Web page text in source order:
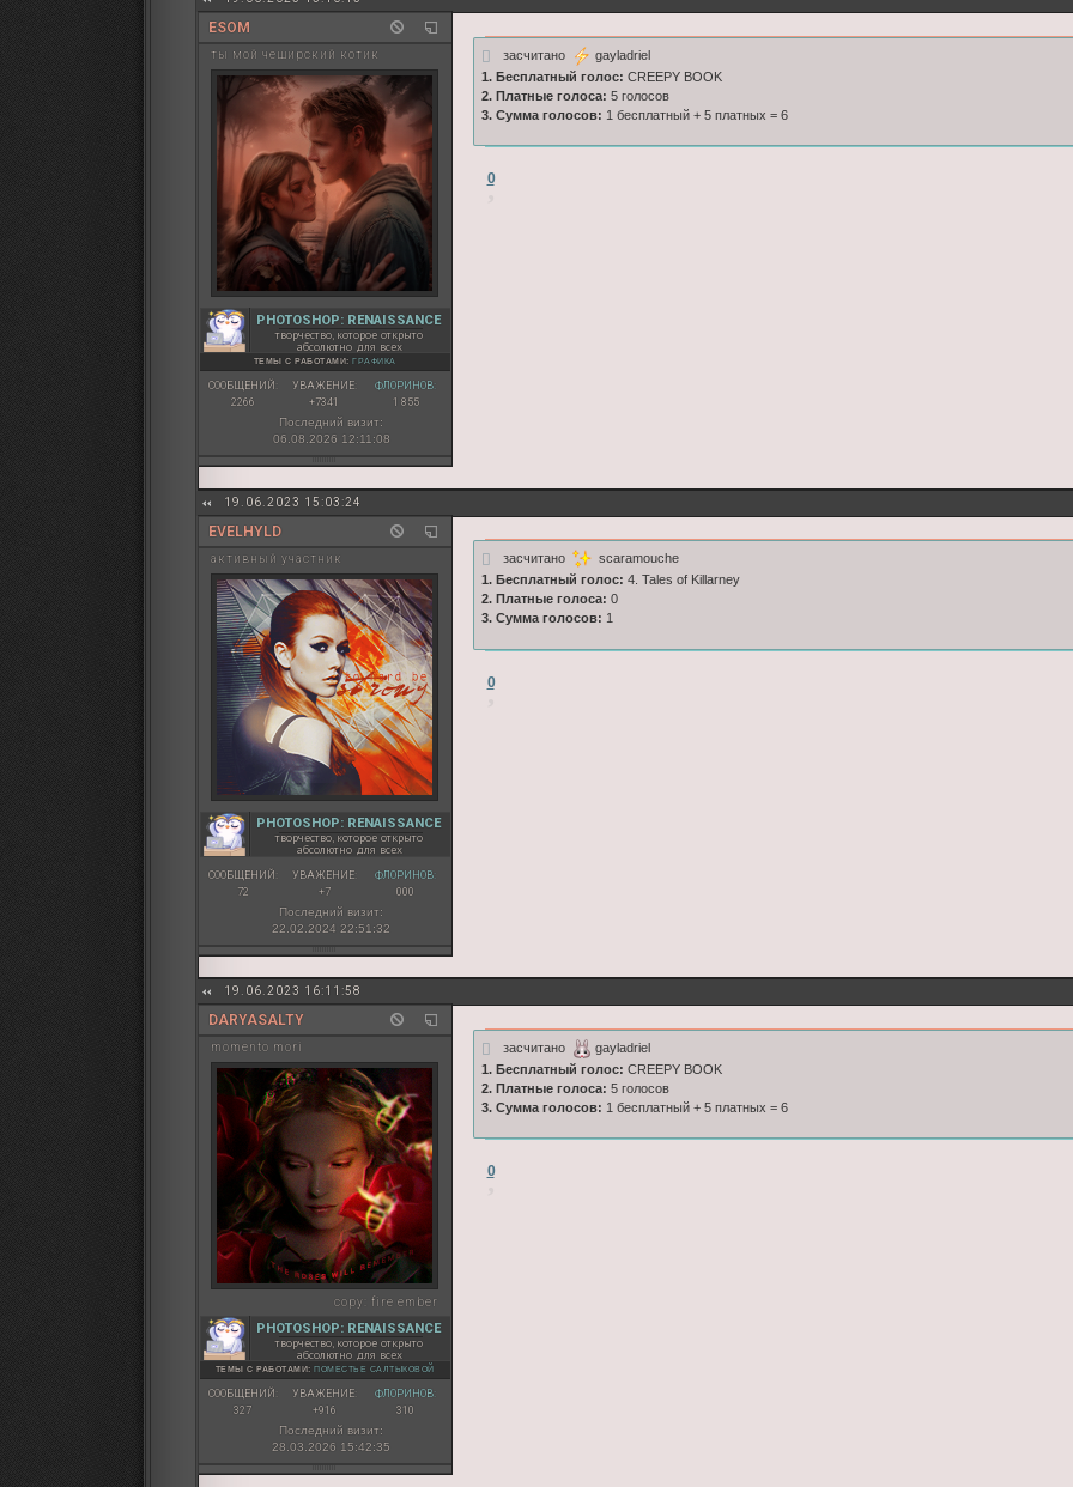
ESOM
ты мой чеширский котик
PHOTOSHOP: RENAISSANCE
творчество, которое открыто
абсолютно для всех
ТЕМЫ С РАБОТАМИ: ГРАФИКА
СООБЩЕНИЙ:
2266
УВАЖЕНИЕ:
+7341
ФЛОРИНОВ:
1 855
Последний визит:
06.08.2026 12:11:08
засчитано
gayladriel
1. Бесплатный голос: CREEPY BOOK
2. Платные голоса: 5 голосов
3. Сумма голосов: 1 бесплатный + 5 платных = 6
0
19.06.2023 15:03:24
EVELHYLD
активный участник
PHOTOSHOP: RENAISSANCE
творчество, которое открыто
абсолютно для всех
СООБЩЕНИЙ:
72
УВАЖЕНИЕ:
+7
ФЛОРИНОВ:
000
Последний визит:
22.02.2024 22:51:32
засчитано
scaramouche
1. Бесплатный голос: 4. Tales of Killarney
2. Платные голоса: 0
3. Сумма голосов: 1
0
19.06.2023 16:11:58
DARYASALTY
momento mori
copy: fire ember
PHOTOSHOP: RENAISSANCE
творчество, которое открыто
абсолютно для всех
ТЕМЫ С РАБОТАМИ: ПОМЕСТЬЕ САЛТЫКОВОЙ
СООБЩЕНИЙ:
327
УВАЖЕНИЕ:
+916
ФЛОРИНОВ:
310
Последний визит:
28.03.2026 15:42:35
засчитано
gayladriel
1. Бесплатный голос: CREEPY BOOK
2. Платные голоса: 5 голосов
3. Сумма голосов: 1 бесплатный + 5 платных = 6
0